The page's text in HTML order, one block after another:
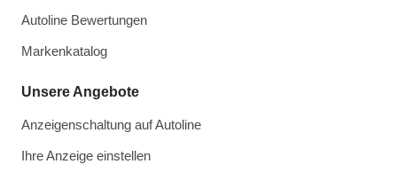
Autoline Bewertungen
Markenkatalog
Unsere Angebote
Anzeigenschaltung auf Autoline
Ihre Anzeige einstellen